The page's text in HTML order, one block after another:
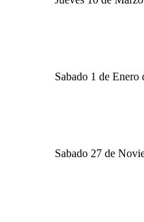
Sabado 1 de Enero
Sabado 27 de